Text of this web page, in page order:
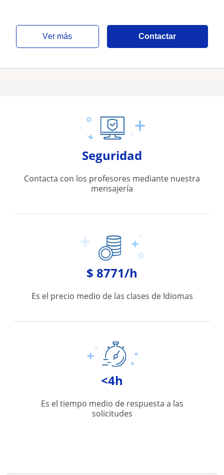
ver más Contactar
Seguridad
Contacta con los profesores mediante nuestra
mensajería
$ 8771/h
Es el precio medio de las clases de Idiomas
<4h
Es el tiempo medio de respuesta a las
solicitudes